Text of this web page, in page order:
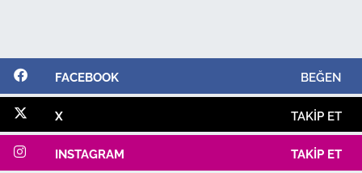
FACEBOOK BEĞEN
X TAKIP ET
INSTAGRAM TAKIP ET